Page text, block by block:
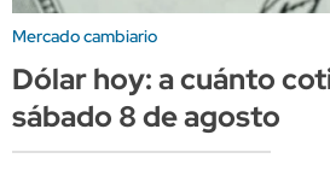
Mercado cambiario
Dólar hoy: a cuánto
sábado 8 de agosto